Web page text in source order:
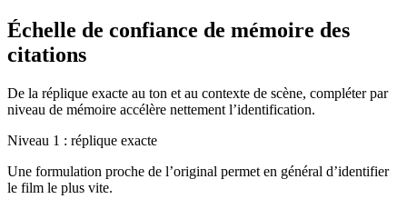
Échelle de confiance de mémoire des
citations
De la réplique exacte au ton et au contexte de scène, compléter par
niveau de mémoire accélère nettement l’identification.
Niveau 1 : réplique exacte
Une formulation proche de l’original permet en général d’identifier
le film le plus vite.